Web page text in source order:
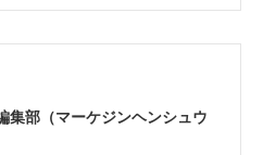
集部（マーケジンヘンシュウ